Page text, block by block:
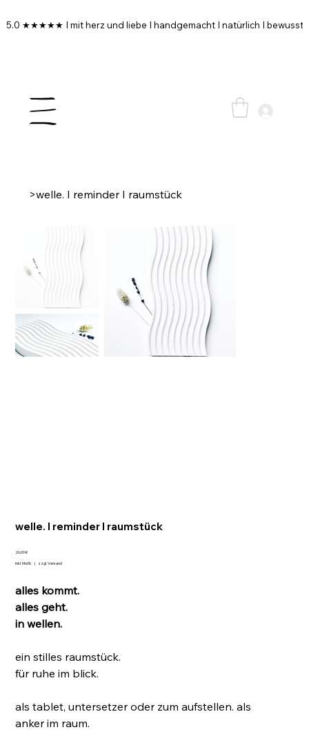
5.0 ★★★★★ I mit herz und liebe I handgemacht I natürlich I bewusst
>welle. I reminder I raumstück
welle. I reminder I raumstück
Preis
26,00 €
inkl. MwSt. | zzgl. Versand
alles kommt.
alles geht.
in wellen.
ein stilles raumstück.
für ruhe im blick.
als tablet, untersetzer oder zum aufstellen. als
anker im raum.